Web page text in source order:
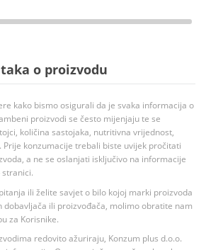
o proizvodu
kako bismo osigurali da je svaka informacija o
proizvodi se često mijenjaju te se
količina sastojaka, nutritivna vrijednost,
konzumacije trebali biste uvijek pročitati
a ne se oslanjati isključivo na informacije
stranici.
ili želite savjet o bilo kojoj marki proizvoda
dobavljača ili proizvođača, molimo obratite nam
za Korisnike.
redovito ažuriraju, Konzum plus d.o.o.